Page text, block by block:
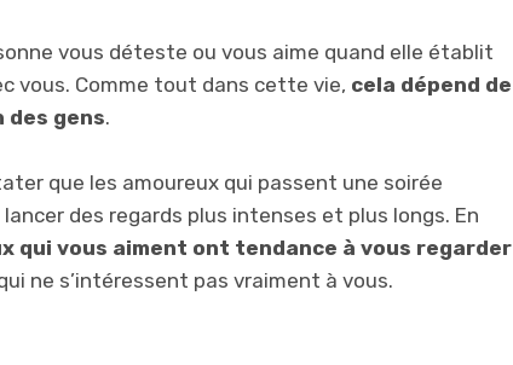
vous déteste ou vous aime quand elle établit
vous. Comme tout dans cette vie, cela dépend de
gens.
que les amoureux qui passent une soirée
des regards plus intenses et plus longs. En
qui vous aiment ont tendance à vous regarder
ne s’intéressent pas vraiment à vous.